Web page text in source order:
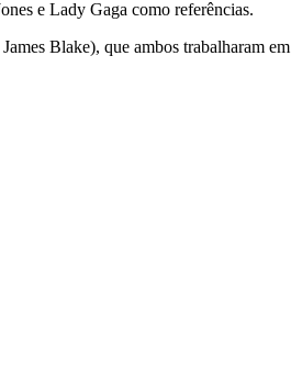
e Lady Gaga como referências.
Blake), que ambos trabalharam em